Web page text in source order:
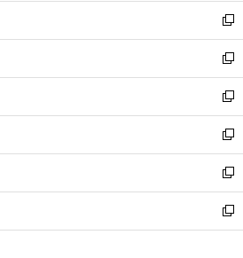
く
で
開
く
ド
ウ
で
開
く
ウ
ィ
ン
ド
ウ
で
開
く
し
い
ウ
ィ
ン
ド
ウ
で
開
く
新
し
い
ウ
ィ
ン
ド
ウ
で
開
く
新
し
い
ウ
ィ
ン
ド
ウ
で
開
新
し
い
ウ
ィ
ン
ド
ウ
新
し
い
ウ
ィ
ン
新
し
い
ウ
新
し